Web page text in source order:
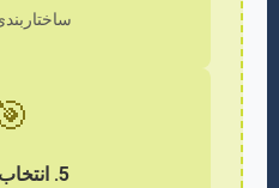
5. انتخاب مجله